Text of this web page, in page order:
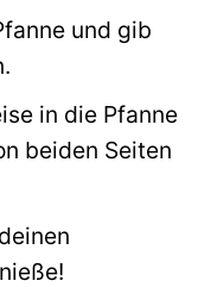
und gib
in die Pfanne
beiden Seiten